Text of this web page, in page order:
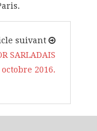
suivant
SARLADAIS
2016.